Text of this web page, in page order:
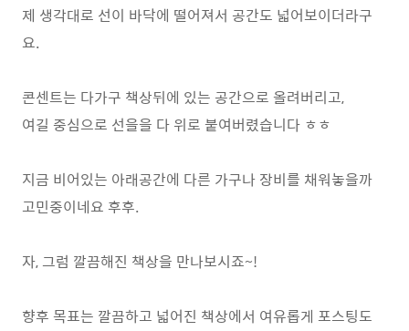
제 생각대로 선이 바닥에 떨어져서 공간도 넓어보이더라구
요.
콘센트는 다가구 책상뒤에 있는 공간으로 올려버리고,
여길 중심으로 선을을 다 위로 붙여버렸습니다 ㅎㅎ
지금 비어있는 아래공간에 다른 가구나 장비를 채워놓을까
고민중이네요 후후.
자, 그럼 깔끔해진 책상을 만나보시죠~!
향후 목표는 깔끔하고 넓어진 책상에서 여유롭게 포스팅도